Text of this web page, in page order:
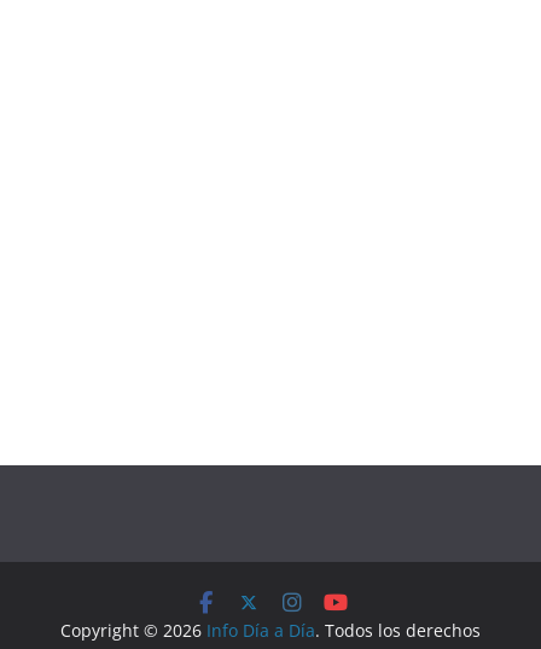
Copyright © 2026 Info Día a Día. Todos los derechos